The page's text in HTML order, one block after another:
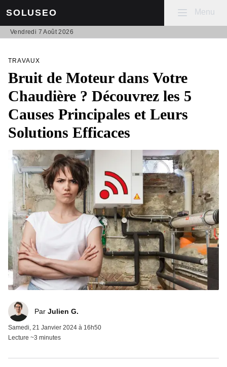
SOLUSEO Mobile menu
Menu
Vendredi 7 Août 2026
TRAVAUX
Bruit de Moteur dans Votre
Chaudière ? Découvrez les 5
Causes Principales et Leurs
Solutions Efficaces
Julien G.Par Julien G.
Samedi, 21 Janvier 2024 à 16h50
Lecture ~3 minutes